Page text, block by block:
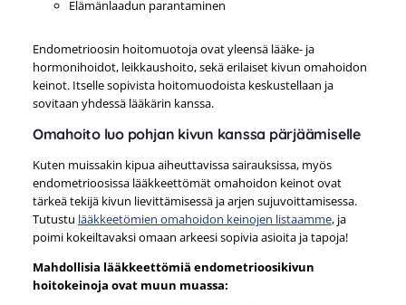
Elämänlaadun parantaminen
Endometrioosin hoitomuotoja ovat yleensä lääke- ja
hormonihoidot, leikkaushoito, sekä erilaiset kivun omahoidon
keinot. Itselle sopivista hoitomuodoista keskustellaan ja
sovitaan yhdessä lääkärin kanssa.
Omahoito luo pohjan kivun kanssa pärjäämiselle
Kuten muissakin kipua aiheuttavissa sairauksissa, myös
endometrioosissa lääkkeettömät omahoidon keinot ovat
tärkeä tekijä kivun lievittämisessä ja arjen sujuvoittamisessa.
Tutustu lääkkeetömien omahoidon keinojen listaamme, ja
poimi kokeiltavaksi omaan arkeesi sopivia asioita ja tapoja!
Mahdollisia lääkkeettömiä endometrioosikivun
hoitokeinoja ovat muun muassa: